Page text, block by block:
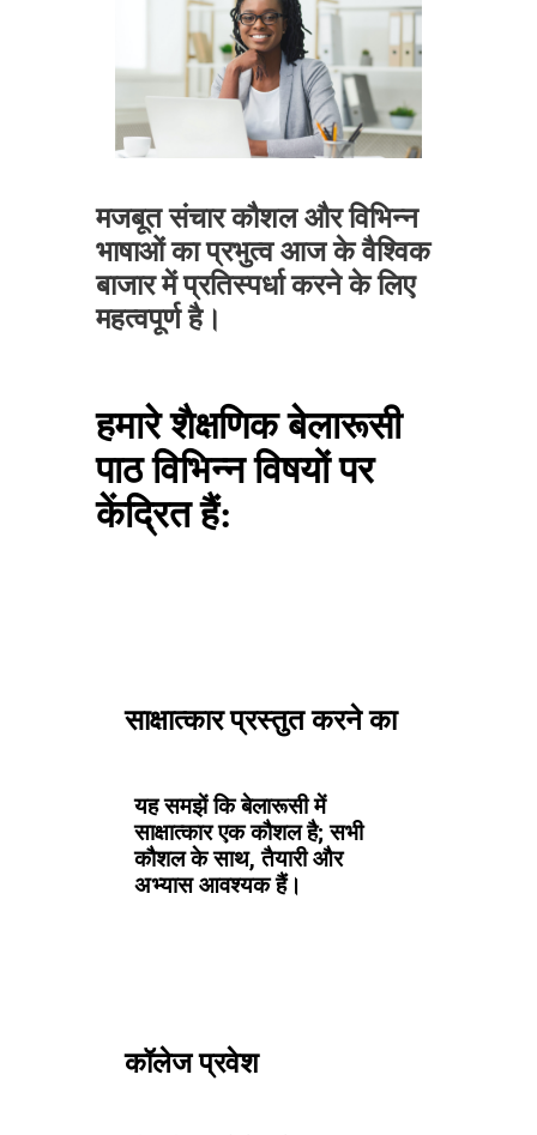
मजबूत संचार कौशल और विभिन्न
भाषाओं का प्रभुत्व आज के वैश्विक
बाजार में प्रतिस्पर्धा करने के लिए
महत्वपूर्ण है।
हमारे शैक्षणिक बेलारूसी
पाठ विभिन्न विषयों पर
केंद्रित हैं:
साक्षात्कार प्रस्तुत करने का
यह समझें कि बेलारूसी में
साक्षात्कार एक कौशल है; सभी
कौशल के साथ, तैयारी और
अभ्यास आवश्यक हैं।
कॉलेज प्रवेश